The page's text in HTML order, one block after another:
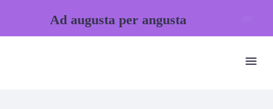
Ad augusta per angusta